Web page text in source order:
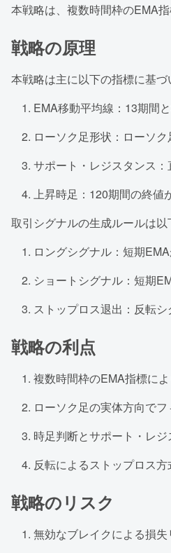
本戦略は、複数時間枠のEMA
戦略の原理
本戦略は主に以下の指標に基づ
EMA移動平均線：13期間
ローソク足形状：ローソ
サポート・レジスタンス
上昇時足：120期間の終値
取引シグナルの生成ルールは以
ロングシグナル：短期
ショートシグナル：短期
ストップロス退出：反転
戦略の利点
複数時間枠のEMA指標に
ローソク足の実体方向で
時足判断とサポート・レ
反転によるストップロス
戦略のリスク
無効なブレイクによる損